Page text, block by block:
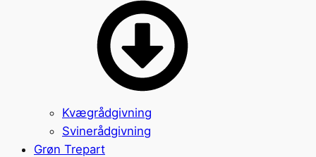
Kvægrådgivning
Svinerådgivning
Grøn Trepart